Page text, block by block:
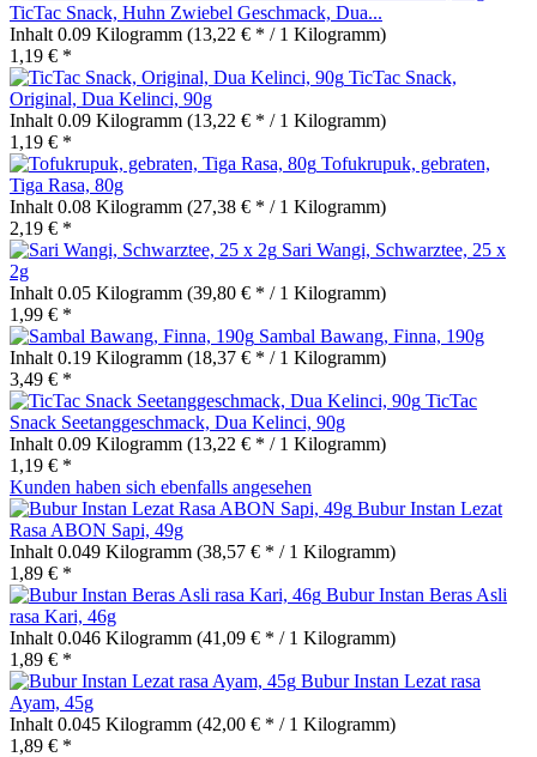
TicTac Snack, Huhn Zwiebel Geschmack, Dua...
Inhalt 0.09 Kilogramm (13,22 € * / 1 Kilogramm)
1,19 € *
TicTac Snack,
Original, Dua Kelinci, 90g
Inhalt 0.09 Kilogramm (13,22 € * / 1 Kilogramm)
1,19 € *
Tofukrupuk, gebraten,
Tiga Rasa, 80g
Inhalt 0.08 Kilogramm (27,38 € * / 1 Kilogramm)
2,19 € *
Sari Wangi, Schwarztee, 25 x
2g
Inhalt 0.05 Kilogramm (39,80 € * / 1 Kilogramm)
1,99 € *
Sambal Bawang, Finna, 190g
Inhalt 0.19 Kilogramm (18,37 € * / 1 Kilogramm)
3,49 € *
TicTac
Snack Seetanggeschmack, Dua Kelinci, 90g
Inhalt 0.09 Kilogramm (13,22 € * / 1 Kilogramm)
1,19 € *
Kunden haben sich ebenfalls angesehen
Bubur Instan Lezat
Rasa ABON Sapi, 49g
Inhalt 0.049 Kilogramm (38,57 € * / 1 Kilogramm)
1,89 € *
Bubur Instan Beras Asli
rasa Kari, 46g
Inhalt 0.046 Kilogramm (41,09 € * / 1 Kilogramm)
1,89 € *
Bubur Instan Lezat rasa
Ayam, 45g
Inhalt 0.045 Kilogramm (42,00 € * / 1 Kilogramm)
1,89 € *